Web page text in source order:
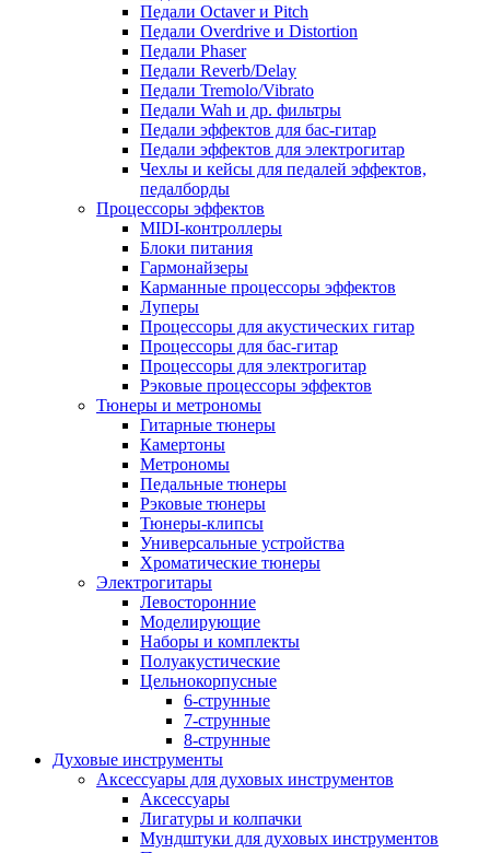
Педали Octaver и Pitch
Педали Overdrive и Distortion
Педали Phaser
Педали Reverb/Delay
Педали Tremolo/Vibrato
Педали Wah и др. фильтры
Педали эффектов для бас-гитар
Педали эффектов для электрогитар
Чехлы и кейсы для педалей эффектов,
педалборды
Процессоры эффектов
MIDI-контроллеры
Блоки питания
Гармонайзеры
Карманные процессоры эффектов
Луперы
Процессоры для акустических гитар
Процессоры для бас-гитар
Процессоры для электрогитар
Рэковые процессоры эффектов
Тюнеры и метрономы
Гитарные тюнеры
Камертоны
Метрономы
Педальные тюнеры
Рэковые тюнеры
Тюнеры-клипсы
Универсальные устройства
Хроматические тюнеры
Электрогитары
Левосторонние
Моделирующие
Наборы и комплекты
Полуакустические
Цельнокорпусные
6-струнные
7-струнные
8-струнные
Духовые инструменты
Аксессуары для духовых инструментов
Аксессуары
Лигатуры и колпачки
Мундштуки для духовых инструментов